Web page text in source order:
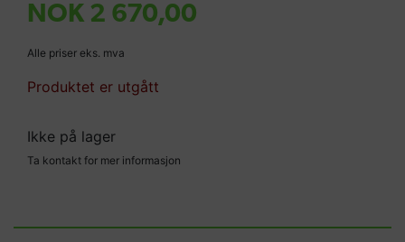
NOK 2 670,00
Alle priser eks. mva
Produktet er utgått
Ikke på lager
Ta kontakt for mer informasjon